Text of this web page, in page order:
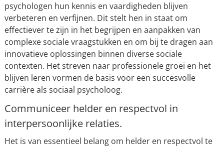
psychologen hun kennis en vaardigheden blijven
verbeteren en verfijnen. Dit stelt hen in staat om
effectiever te zijn in het begrijpen en aanpakken van
complexe sociale vraagstukken en om bij te dragen aan
innovatieve oplossingen binnen diverse sociale
contexten. Het streven naar professionele groei en het
blijven leren vormen de basis voor een succesvolle
carrière als sociaal psycholoog.
Communiceer helder en respectvol in
interpersoonlijke relaties.
Het is van essentieel belang om helder en respectvol te